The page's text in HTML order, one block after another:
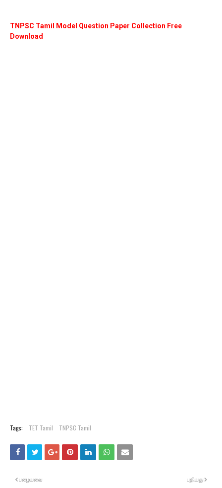
TNPSC Tamil Model Question Paper Collection Free
Download
Tags: TET Tamil TNPSC Tamil
புதியது
பழையவை